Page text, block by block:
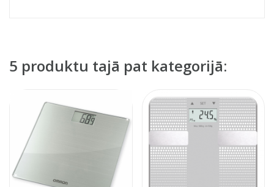
5 produktu tajā pat kategorijā: